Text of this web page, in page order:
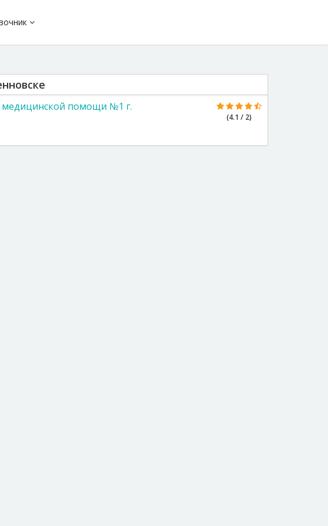
(4.1 / 2)
медицинской помощи №1 г.